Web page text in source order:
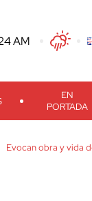
AM Twitter
EN
PORTADA
Evocan obra y vida